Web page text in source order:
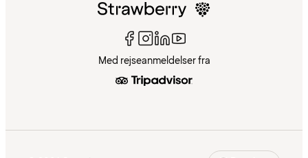
Med rejseanmeldelser fra